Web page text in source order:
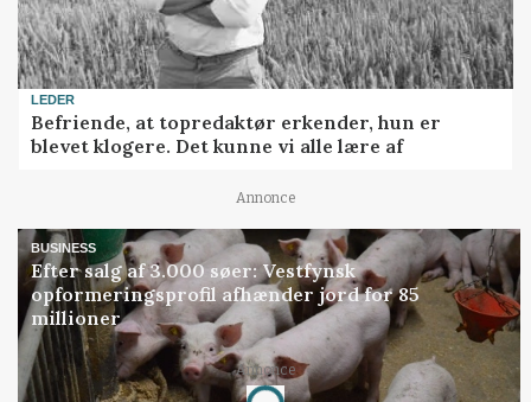
LEDER
Befriende, at topredaktør erkender, hun er
blevet klogere. Det kunne vi alle lære af
Annonce
BUSINESS
Efter salg af 3.000 søer: Vestfynsk
opformeringsprofil afhænder jord for 85
millioner
Annonce